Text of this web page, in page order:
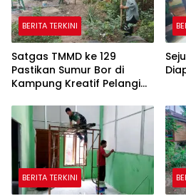
BERITA TERKINI
Satgas TMMD ke 129
Pastikan Sumur Bor di
Kampung Kreatif Pelangi
BERITA TERKINI